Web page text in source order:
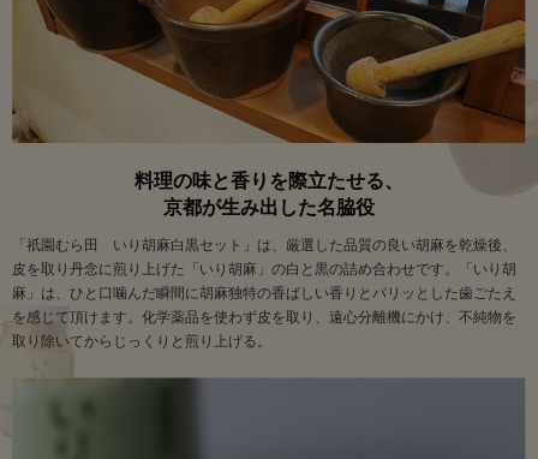
料理の味と香りを際立たせる、
京都が生み出した名脇役
「祇園むら田 いり胡麻白黒セット」は、厳選した品質の良い胡麻を乾燥後、
皮を取り丹念に煎り上げた「いり胡麻」の白と黒の詰め合わせです。「いり胡
麻」は、ひと口噛んだ瞬間に胡麻独特の香ばしい香りとパリッとした歯ごたえ
を感じて頂けます。化学薬品を使わず皮を取り、遠心分離機にかけ、不純物を
取り除いてからじっくりと煎り上げる。